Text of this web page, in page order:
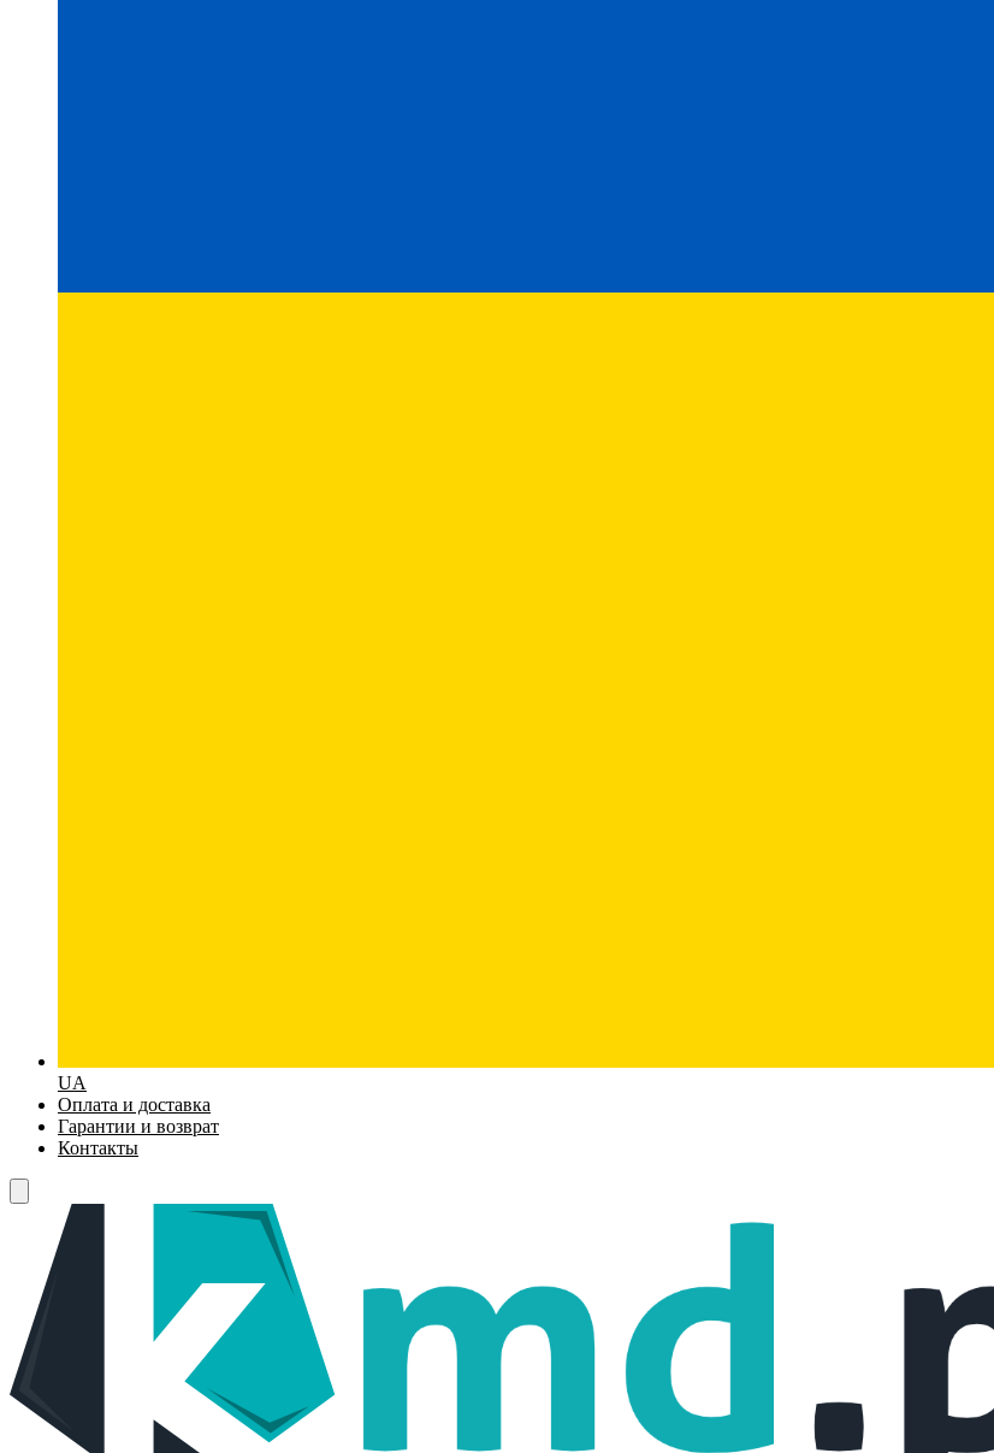
UA
Оплата и доставка
Гарантии и возврат
Контакты